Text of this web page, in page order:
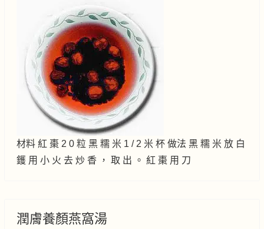
材料 紅 棗 2 0 粒 黑 糯 米 1 / 2 米 杯 做法 黑 糯 米 放 白
鑊 用 小 火 去 炒 香 ， 取 出 。 紅 棗 用 刀
潤膚養顏燕窩湯